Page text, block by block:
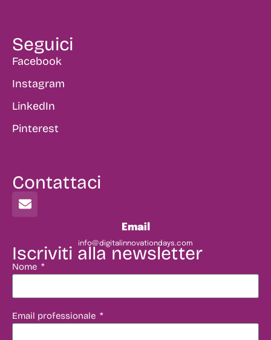
Seguici
Facebook
Instagram
LinkedIn
Pinterest
Contattaci
Email
info@digitalinnovationdays.com
Iscriviti alla newsletter
Nome
Email professionale